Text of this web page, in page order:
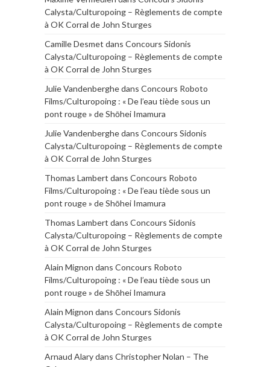
Calysta/Culturopoing – Règlements de compte
à OK Corral de John Sturges
Camille Desmet dans Concours Sidonis
Calysta/Culturopoing – Règlements de compte
à OK Corral de John Sturges
Julie Vandenberghedans Concours Roboto
Films/Culturopoing : « De l’eau tiède sous un
pont rouge » de Shōhei Imamura
Julie Vandenberghedans Concours Sidonis
Calysta/Culturopoing – Règlements de compte
à OK Corral de John Sturges
Thomas Lambert dans Concours Roboto
Films/Culturopoing : « De l’eau tiède sous un
pont rouge » de Shōhei Imamura
Thomas Lambert dans Concours Sidonis
Calysta/Culturopoing – Règlements de compte
à OK Corral de John Sturges
Alain Mignon dans Concours Roboto
Films/Culturopoing : « De l’eau tiède sous un
pont rouge » de Shōhei Imamura
Alain Mignon dans Concours Sidonis
Calysta/Culturopoing – Règlements de compte
à OK Corral de John Sturges
Arnaud Alarydans Christopher Nolan – The